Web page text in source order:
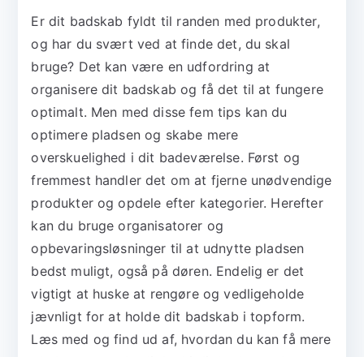
Er dit badskab fyldt til randen med produkter,
og har du svært ved at finde det, du skal
bruge? Det kan være en udfordring at
organisere dit badskab og få det til at fungere
optimalt. Men med disse fem tips kan du
optimere pladsen og skabe mere
overskuelighed i dit badeværelse. Først og
fremmest handler det om at fjerne unødvendige
produkter og opdele efter kategorier. Herefter
kan du bruge organisatorer og
opbevaringsløsninger til at udnytte pladsen
bedst muligt, også på døren. Endelig er det
vigtigt at huske at rengøre og vedligeholde
jævnligt for at holde dit badskab i topform.
Læs med og find ud af, hvordan du kan få mere